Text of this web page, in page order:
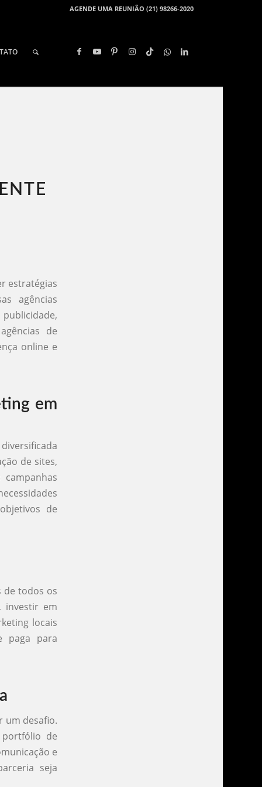
AGENDE UMA REUNIÃO (21) 98266-2020
estratégias
agências
de
online e
em
de sites,
de
de todos os
investir em
locais
paga para
um desafio.
de
e
seja